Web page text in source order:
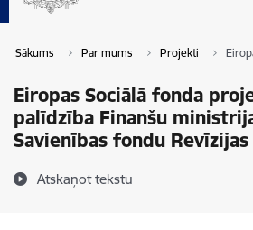
Sākums Par mums Projekti
Eiropas Sociālā fonda
palīdzība Finanšu
Savienības fondu
Atskaņot tekstu